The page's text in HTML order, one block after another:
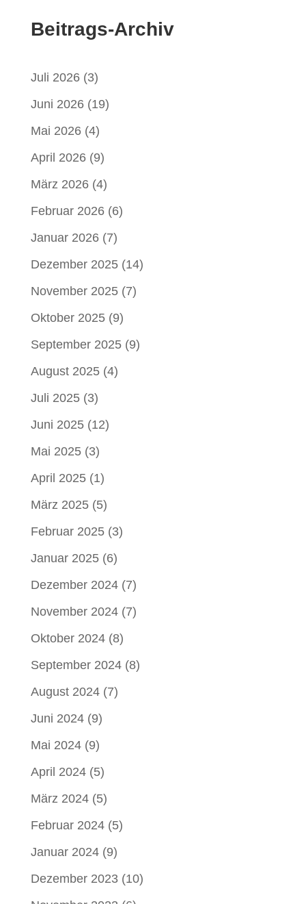
Beitrags-Archiv
Juli 2026(3)
Juni 2026(19)
Mai 2026(4)
April 2026(9)
März 2026(4)
Februar 2026(6)
Januar 2026(7)
Dezember 2025(14)
November 2025(7)
Oktober 2025(9)
September 2025(9)
August 2025(4)
Juli 2025(3)
Juni 2025(12)
Mai 2025(3)
April 2025(1)
März 2025(5)
Februar 2025(3)
Januar 2025(6)
Dezember 2024(7)
November 2024(7)
Oktober 2024(8)
September 2024(8)
August 2024(7)
Juni 2024(9)
Mai 2024(9)
April 2024(5)
März 2024(5)
Februar 2024(5)
Januar 2024(9)
Dezember 2023(10)